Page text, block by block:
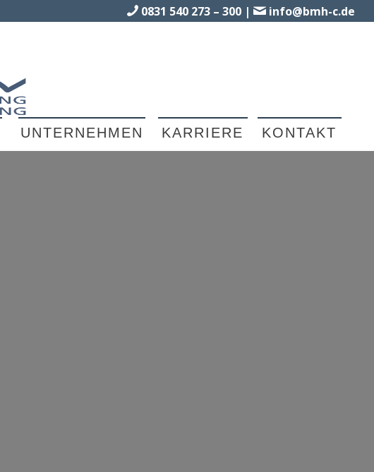
0831 540 273 – 300 | info@bmh-c.de
UNTERNEHMEN KARRIERE KONTAKT